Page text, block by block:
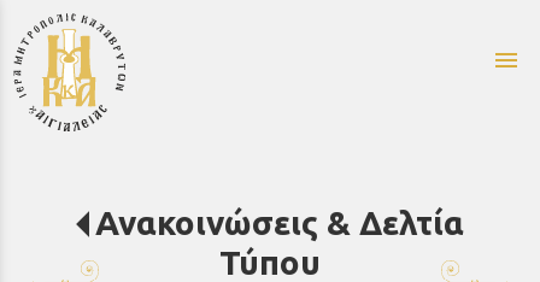
menu
Ανακοινώσεις & Δελτία
Τύπου